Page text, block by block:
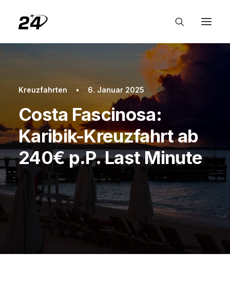
Kreuzfahrten • 6. Januar 2025
Costa Fascinosa:
Karibik-Kreuzfahrt ab
240€ p.P. Last Minute